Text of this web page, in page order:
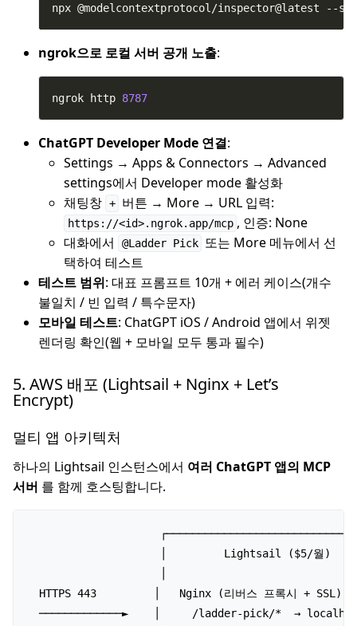
npx @modelcontextprotocol/inspector@latest
ngrok으로 로컬 서버 공개 노출:
ngrok http 8787
ChatGPT Developer Mode 연결:
Settings → Apps & Connectors → Advanced
settings에서 Developer mode 활성화
채팅창 + 버튼 → More → URL 입력:
https://<id>.ngrok.app/mcp , 인증: None
대화에서
@Ladder Pick 또는 More 메뉴에서 선
택하여 테스트
테스트 범위: 대표 프롬프트 10개 + 에러 케이스(개수
불일치 / 빈 입력 / 특수문자)
모바일 테스트: ChatGPT iOS / Android 앱에서 위젯
렌더링 확인(웹 + 모바일 모두 통과 필수)
5. AWS 배포 (Lightsail + Nginx + Let’s
Encrypt)
멀티 앱 아키텍처
하나의 Lightsail 인스턴스에서 여러 ChatGPT 앱의 MCP
서버 를 함께 호스팅합니다.
│         Lightsail ($5/월)
HTTPS 443         │   Nginx (리버스 프록시 + SSL)
─────────────►    │     /ladder-pick/*  →